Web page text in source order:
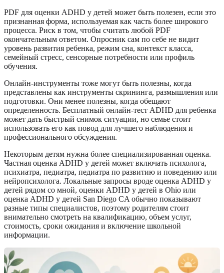
PDF для оценки ADHD у детей может быть полезен, если это
признанная форма, используемая как часть более широкого
процесса. Риск в том, чтобы считать любой PDF
окончательным ответом. Опросник сам по себе не видит
уровень развития ребенка, режим сна, контекст класса,
семейный стресс, сенсорные потребности или профиль
обучения.
Онлайн-инструменты тоже могут быть полезны, когда
представлены как инструменты скрининга, размышления или
подготовки. Они менее полезны, когда обещают
определенность. Бесплатный онлайн-тест ADHD для ребенка
может дать быстрый снимок ситуации, но семье стоит
использовать его как повод для лучшего наблюдения и
профессионального обсуждения.
Некоторым детям нужна более специализированная оценка.
Частная оценка ADHD у детей может включать психолога,
психиатра, педиатра, педиатра по развитию и поведению или
нейропсихолога. Локальные запросы вроде оценка ADHD у
детей рядом со мной, оценки ADHD у детей в Ohio или
оценка ADHD у детей San Diego CA обычно показывают
разные типы специалистов, поэтому родителям стоит
внимательно смотреть на квалификацию, объем услуг,
стоимость, сроки ожидания и включение школьной
информации.